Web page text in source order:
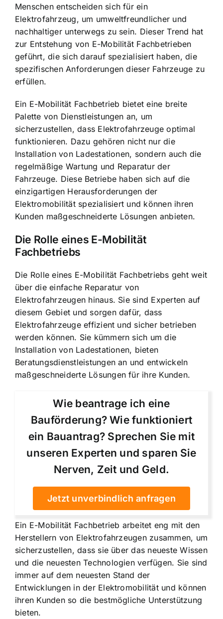
Menschen entscheiden sich für ein
Elektrofahrzeug, um umweltfreundlicher und
nachhaltiger unterwegs zu sein. Dieser Trend hat
zur Entstehung von E-Mobilität Fachbetrieben
geführt, die sich darauf spezialisiert haben, die
spezifischen Anforderungen dieser Fahrzeuge zu
erfüllen.
Ein E-Mobilität Fachbetrieb bietet eine breite
Palette von Dienstleistungen an, um
sicherzustellen, dass Elektrofahrzeuge optimal
funktionieren. Dazu gehören nicht nur die
Installation von Ladestationen, sondern auch die
regelmäßige Wartung und Reparatur der
Fahrzeuge. Diese Betriebe haben sich auf die
einzigartigen Herausforderungen der
Elektromobilität spezialisiert und können ihren
Kunden maßgeschneiderte Lösungen anbieten.
Die Rolle eines E-Mobilität
Fachbetriebs
Die Rolle eines E-Mobilität Fachbetriebs geht weit
über die einfache Reparatur von
Elektrofahrzeugen hinaus. Sie sind Experten auf
diesem Gebiet und sorgen dafür, dass
Elektrofahrzeuge effizient und sicher betrieben
werden können. Sie kümmern sich um die
Installation von Ladestationen, bieten
Beratungsdienstleistungen an und entwickeln
maßgeschneiderte Lösungen für ihre Kunden.
Wie beantrage ich eine
Bauförderung? Wie funktioniert
ein Bauantrag? Sprechen Sie mit
unseren Experten und sparen Sie
Nerven, Zeit und Geld.
Jetzt unverbindlich anfragen
Ein E-Mobilität Fachbetrieb arbeitet eng mit den
Herstellern von Elektrofahrzeugen zusammen, um
sicherzustellen, dass sie über das neueste Wissen
und die neuesten Technologien verfügen. Sie sind
immer auf dem neuesten Stand der
Entwicklungen in der Elektromobilität und können
ihren Kunden so die bestmögliche Unterstützung
bieten.